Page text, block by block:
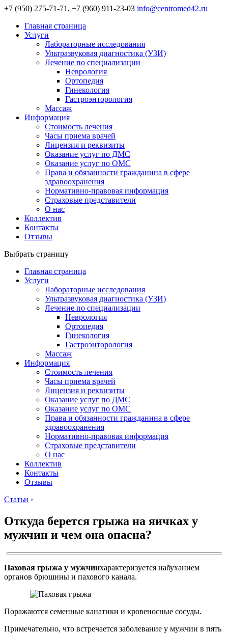
+7 (950) 275-71-71, +7 (960) 911-23-03 info@centromed42.ru
Главная страница
Услуги
Лабораторные исследования
Ультразвуковая диагностика (УЗИ)
Лечение по специализации
Неврология
Ортопедия
Гинекология
Гастроэнторология
Массаж
Информация
Стоимость лечения
Часы приема врачей
Лицензия и реквизиты
Оказание услуг по ДМС
Оказание услуг по ОМС
Права и обязанности гражданина в сфере
здравоохранения
Нормативно-правовая информация
Страховые представители
О нас
Коллектив
Контакты
Отзывы
Выбрать страницу
Главная страница
Услуги
Лабораторные исследования
Ультразвуковая диагностика (УЗИ)
Лечение по специализации
Неврология
Ортопедия
Гинекология
Гастроэнторология
Массаж
Информация
Стоимость лечения
Часы приема врачей
Лицензия и реквизиты
Оказание услуг по ДМС
Оказание услуг по ОМС
Права и обязанности гражданина в сфере
здравоохранения
Нормативно-правовая информация
Страховые представители
О нас
Коллектив
Контакты
Отзывы
Статьи ›
Откуда берется грыжа на яичках у
мужчин и чем она опасна?
Паховая грыжа у мужчинхарактеризуется набуханием
органов брюшины и пахового канала.
Поражаются семенные канатики и кровеносные сосуды.
Примечательно, что встречается заболевание у мужчин в пять